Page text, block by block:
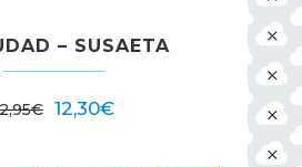
– SUSAETA
€ 12,30€